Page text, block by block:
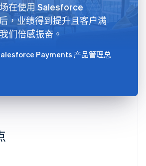
在使用 Salesforce
，业绩得到提升且客户满
们倍感振奋。
Payments 产品管理总